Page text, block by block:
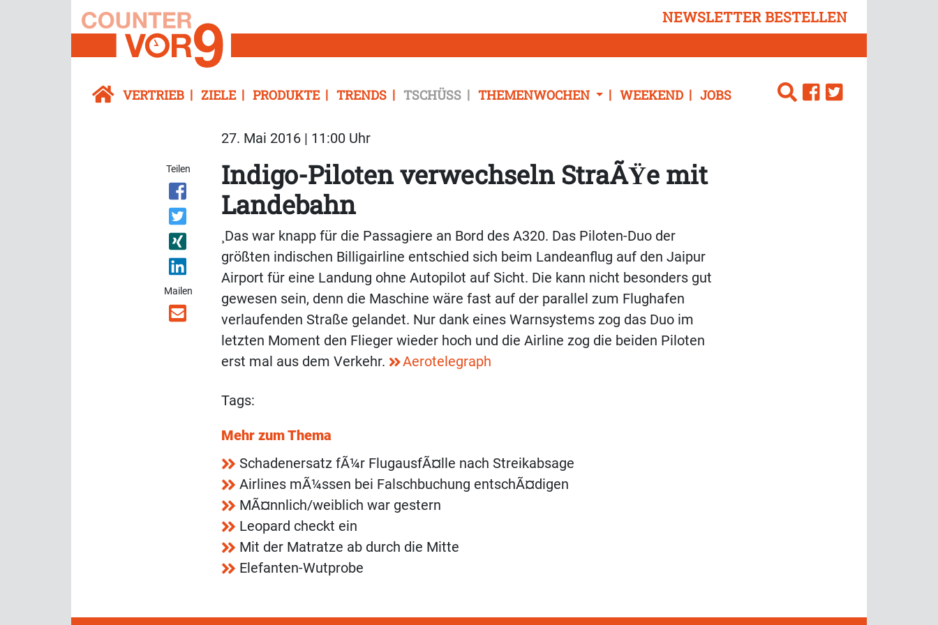
NEWSLETTER BESTELLEN
VERTRIEB ZIELE PRODUKTE TRENDS TSCHÜSS THEMENWOCHEN WEEKEND JOBS
27. Mai 2016 | 11:00 Uhr
Teilen
Mailen
Indigo-Piloten verwechseln StraÃŸe mit
Landebahn
¸Das war knapp für die Passagiere an Bord des A320. Das Piloten-Duo der
größten indischen Billigairline entschied sich beim Landeanflug auf den Jaipur
Airport für eine Landung ohne Autopilot auf Sicht. Die kann nicht besonders gut
gewesen sein, denn die Maschine wäre fast auf der parallel zum Flughafen
verlaufenden Straße gelandet. Nur dank eines Warnsystems zog das Duo im
letzten Moment den Flieger wieder hoch und die Airline zog die beiden Piloten
erst mal aus dem Verkehr.
Aerotelegraph
Tags:
Mehr zum Thema
Schadenersatz fÃ¼r FlugausfÃ¤lle nach Streikabsage
Airlines mÃ¼ssen bei Falschbuchung entschÃ¤digen
MÃ¤nnlich/weiblich war gestern
Leopard checkt ein
Mit der Matratze ab durch die Mitte
Elefanten-Wutprobe